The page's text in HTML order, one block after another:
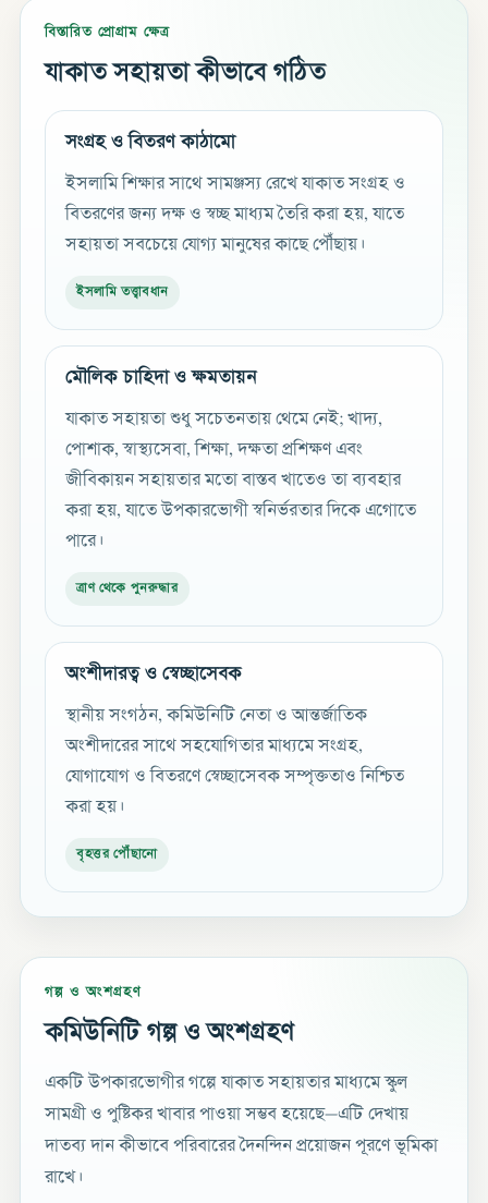
বিস্তারিত প্রোগ্রাম ক্ষেত্র
যাকাত সহায়তা কীভাবে গঠিত
সংগ্রহ ও বিতরণ কাঠামো
ইসলামি শিক্ষার সাথে সামঞ্জস্য রেখে যাকাত সংগ্রহ ও
বিতরণের জন্য দক্ষ ও স্বচ্ছ মাধ্যম তৈরি করা হয়, যাতে
সহায়তা সবচেয়ে যোগ্য মানুষের কাছে পৌঁছায়।
ইসলামি তত্ত্বাবধান
মৌলিক চাহিদা ও ক্ষমতায়ন
যাকাত সহায়তা শুধু সচেতনতায় থেমে নেই; খাদ্য,
পোশাক, স্বাস্থ্যসেবা, শিক্ষা, দক্ষতা প্রশিক্ষণ এবং
জীবিকায়ন সহায়তার মতো বাস্তব খাতেও তা ব্যবহার
করা হয়, যাতে উপকারভোগী স্বনির্ভরতার দিকে এগোতে
পারে।
ত্রাণ থেকে পুনরুদ্ধার
অংশীদারত্ব ও স্বেচ্ছাসেবক
স্থানীয় সংগঠন, কমিউনিটি নেতা ও আন্তর্জাতিক
অংশীদারের সাথে সহযোগিতার মাধ্যমে সংগ্রহ,
যোগাযোগ ও বিতরণে স্বেচ্ছাসেবক সম্পৃক্ততাও নিশ্চিত
করা হয়।
বৃহত্তর পৌঁছানো
গল্প ও অংশগ্রহণ
কমিউনিটি গল্প ও অংশগ্রহণ
একটি উপকারভোগীর গল্পে যাকাত সহায়তার মাধ্যমে স্কুল
সামগ্রী ও পুষ্টিকর খাবার পাওয়া সম্ভব হয়েছে—এটি দেখায়
দাতব্য দান কীভাবে পরিবারের দৈনন্দিন প্রয়োজন পূরণে ভূমিকা
রাখে।